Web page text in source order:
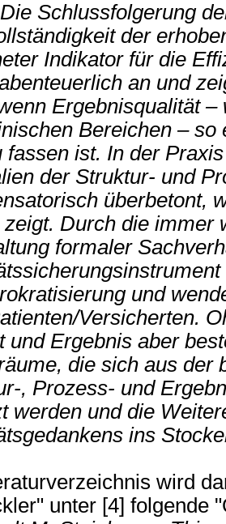
Die Schlussfolgerung
der
Indikator für die
an und
Ergebnisqualität –
Bereichen – so
fassen ist. In der
der Struktur- und
überbetont,
zeigt. Durch die immer
formaler
und
Versicherten.
und Ergebnis aber
die sich aus der
, Prozess- und
werden und die
ins
wird
unter [4] folgende